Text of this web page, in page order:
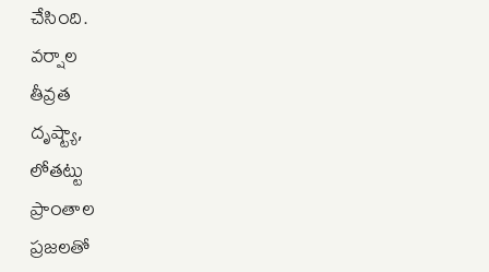
చేసింది.
వర్షాల
తీవ్రత
దృష్ట్యా,
లోతట్టు
ప్రాంతాల
ప్రజలతో